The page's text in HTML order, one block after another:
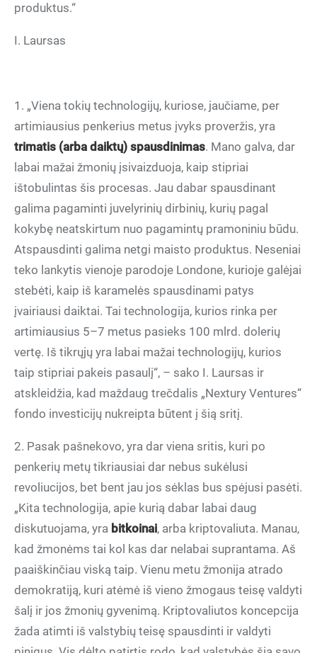
produktus.“
I. Laursas
1. „Viena tokių technologijų, kuriose, jaučiame, per
artimiausius penkerius metus įvyks proveržis, yra
trimatis (arba daiktų) spausdinimas. Mano galva, dar
labai mažai žmonių įsivaizduoja, kaip stipriai
ištobulintas šis procesas. Jau dabar spausdinant
galima pagaminti juvelyrinių dirbinių, kurių pagal
kokybę neatskirtum nuo pagamintų pramoniniu būdu.
Atspausdinti galima netgi maisto produktus. Neseniai
teko lankytis vienoje parodoje Londone, kurioje galėjai
stebėti, kaip iš karamelės spausdinami patys
įvairiausi daiktai. Tai technologija, kurios rinka per
artimiausius 5–7 metus pasieks 100 mlrd. dolerių
vertę. Iš tikrųjų yra labai mažai technologijų, kurios
taip stipriai pakeis pasaulį“, – sako I. Laursas ir
atskleidžia, kad maždaug trečdalis „Nextury Ventures“
fondo investicijų nukreipta būtent į šią sritį.
2. Pasak pašnekovo, yra dar viena sritis, kuri po
penkerių metų tikriausiai dar nebus sukėlusi
revoliucijos, bet bent jau jos sėklas bus spėjusi pasėti.
„Kita technologija, apie kurią dabar labai daug
diskutuojama, yra bitkoinai, arba kriptovaliuta. Manau,
kad žmonėms tai kol kas dar nelabai suprantama. Aš
paaiškinčiau viską taip. Vienu metu žmonija atrado
demokratiją, kuri atėmė iš vieno žmogaus teisę valdyti
šalį ir jos žmonių gyvenimą. Kriptovaliutos koncepcija
žada atimti iš valstybių teisę spausdinti ir valdyti